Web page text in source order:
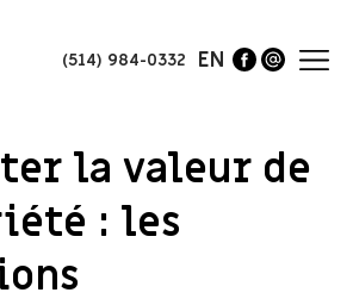
(514) 984-0332 EN
la valeur de
: les